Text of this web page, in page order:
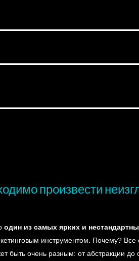
произвести
один из самых ярких и
инструментом. Почему? Все
быть очень разным: от абстракции